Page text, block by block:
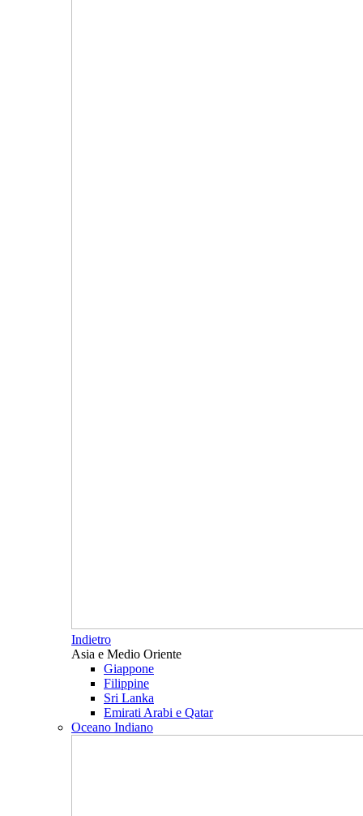
Indietro
Asia e Medio Oriente
Giappone
Filippine
Sri Lanka
Emirati Arabi e Qatar
Oceano Indiano